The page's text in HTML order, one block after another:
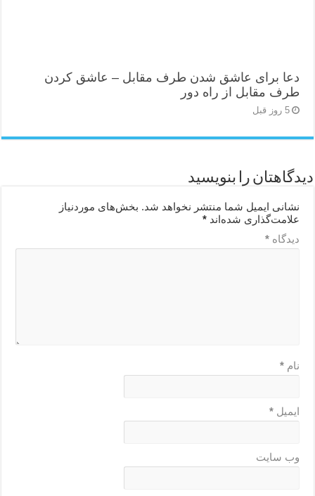
دعا برای عاشق شدن طرف مقابل – عاشق کردن
طرف مقابل از راه دور
5 روز قبل
دیدگاهتان را بنویسید
نشانی ایمیل شما منتشر نخواهد شد. بخش‌های موردنیاز
علامت‌گذاری شده‌اند*
دیدگاه*
نام*
ایمیل*
وب‌ سایت